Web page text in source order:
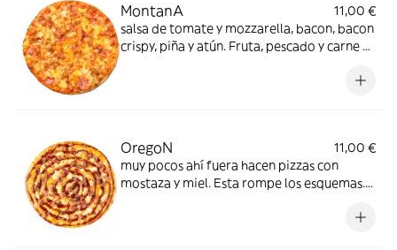
MontanA
11,00 €
salsa de tomate y mozzarella, bacon, bacon
crispy, piña y atún. Fruta, pescado y carne y
OregoN
11,00 €
muy pocos ahí fuera hacen pizzas con
mostaza y miel. Esta rompe los esquemas.